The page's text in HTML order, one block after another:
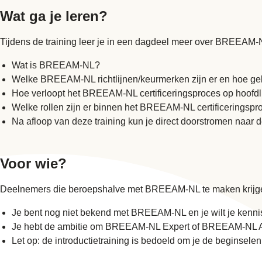
Wat ga je leren?
Tijdens de training leer je in een dagdeel meer over
Wat is BREEAM-NL?
Welke BREEAM-NL richtlijnen/keurmerken zijn er en hoe
Hoe verloopt het BREEAM-NL certificeringsproces op
Welke rollen zijn er binnen het BREEAM-NL
Na afloop van deze training kun je direct doorstromen
Voor wie?
Deelnemers die beroepshalve met BREEAM-NL te maken
Je bent nog niet bekend met BREEAM-NL en je wilt je
Je hebt de ambitie om BREEAM-NL Expert of BREEAM-
Let op: de introductietraining is bedoeld om je de